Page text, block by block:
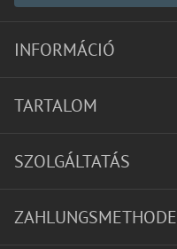
INFORMÁCIÓ
TARTALOM
SZOLGÁLTATÁS
ZAHLUNGSMETHODE